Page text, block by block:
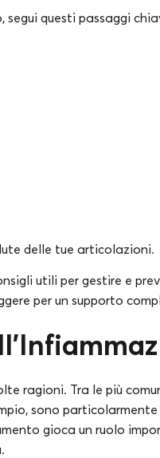
questi passaggi
delle tue articolazioni.
utili per gestire e
per un supporto
ragioni. Tra le più
sono
gioca un ruolo